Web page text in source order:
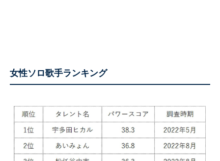
女性ソロ歌手ランキング